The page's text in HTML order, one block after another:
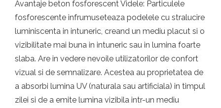
Avantaje beton fosforescent Videle: Particulele
fosforescente infrumuseteaza podelele cu stralucire
luminiscenta in intuneric, creand un mediu placut si o
vizibilitate mai buna in intuneric sau in lumina foarte
slaba. Are in vedere nevoile utilizatorilor de confort
vizual si de semnalizare. Acestea au proprietatea de
a absorbi lumina UV (naturala sau artificiala) in timpul
zilei si de a emite lumina vizibila intr-un mediu